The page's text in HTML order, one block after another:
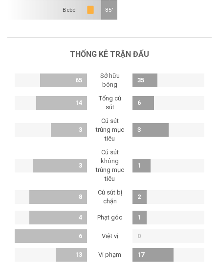
Bebé 85'
THỐNG KÊ TRẬN ĐẤU
65
Sở hữu
bóng
35
14
Tổng cú
sút
6
3
Cú sút
trúng mục
tiêu
3
3
Cú sút
không
trúng mục
tiêu
1
8
Cú sút bị
chặn
2
4 Phạt góc 1
6 Việt vị 0
13 Vi phạm 17